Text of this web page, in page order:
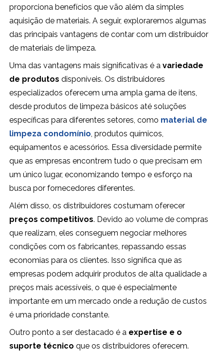
proporciona benefícios que vão além da simples
aquisição de materiais. A seguir, exploraremos algumas
das principais vantagens de contar com um distribuidor
de materiais de limpeza.
Uma das vantagens mais significativas é avariedade
de produtos disponíveis. Os distribuidores
especializados oferecem uma ampla gama de itens,
desde produtos de limpeza básicos até soluções
específicas para diferentes setores, como material de
limpeza condomínio, produtos químicos,
equipamentos e acessórios. Essa diversidade permite
que as empresas encontrem tudo o que precisam em
um único lugar, economizando tempo e esforço na
busca por fornecedores diferentes.
Além disso, os distribuidores costumam oferecer
preços competitivos. Devido ao volume de compras
que realizam, eles conseguem negociar melhores
condições com os fabricantes, repassando essas
economias para os clientes. Isso significa que as
empresas podem adquirir produtos de alta qualidade a
preços mais acessíveis, o que é especialmente
importante em um mercado onde a redução de custos
é uma prioridade constante.
Outro ponto a ser destacado é a expertise e o
suporte técnico que os distribuidores oferecem.